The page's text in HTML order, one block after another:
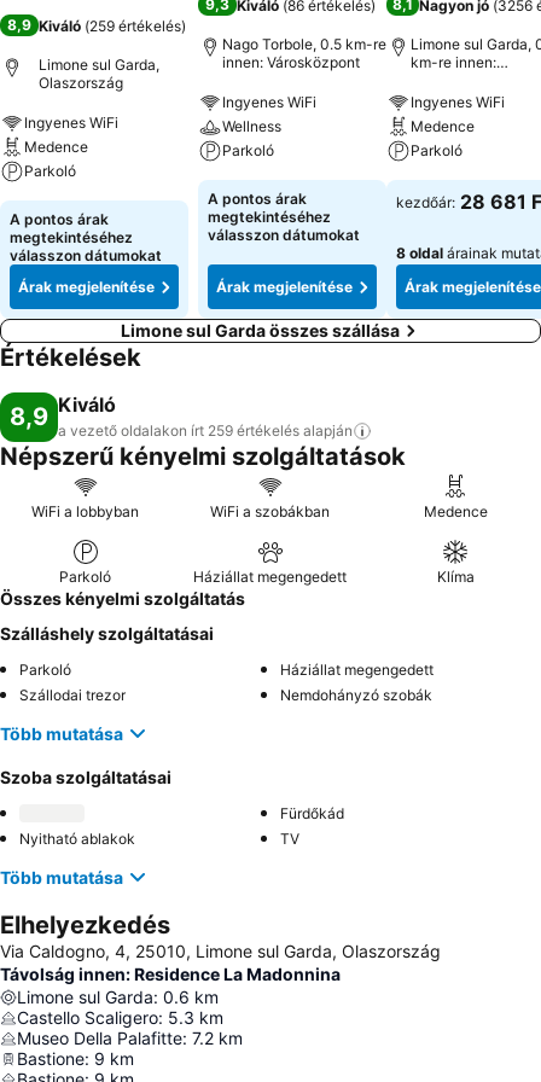
8,9 Kiváló (259 értékelés)
Limone sul Garda,
Olaszország
Ingyenes WiFi
Medence
Parkoló
A pontos árak
megtekintéséhez
válasszon dátumokat
Árak megjelenítése
9,3 Kiváló (86 értékelés)
Nago Torbole, 0.5 km-re
innen: Városközpont
Ingyenes WiFi
Wellness
Parkoló
A pontos árak
megtekintéséhez
válasszon dátumokat
Árak megjelenítése
8,1 Nagyon jó (3256
Limone sul Garda,
km-re innen:
Ingyenes WiFi
Medence
Parkoló
kezdőár: 28 681
8 oldal árainak
Árak megjelenítése
Limone sul Garda összes szállása
Értékelések
8,9 Kiváló
a vezető oldalakon írt 259 értékelés alapján
Népszerű kényelmi szolgáltatások
WiFi a lobbyban WiFi a szobákban Medence
Parkoló Háziállat megengedett Klíma
Összes kényelmi szolgáltatás
Szálláshely szolgáltatásai
Parkoló
Háziállat megengedett
Szállodai trezor
Nemdohányzó szobák
Több mutatása
Szoba szolgáltatásai
Fürdőkád
Nyitható ablakok
TV
Több mutatása
Elhelyezkedés
Via Caldogno, 4, 25010, Limone sul Garda, Olaszország
Távolság innen: Residence La Madonnina
Limone sul Garda: 0.6 km
Castello Scaligero: 5.3 km
Museo Della Palafitte: 7.2 km
Bastione: 9 km